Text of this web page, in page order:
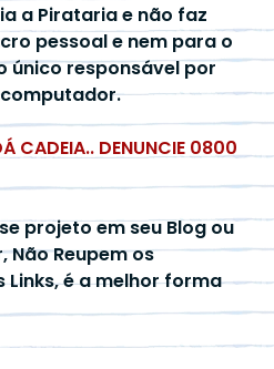
a Pirataria e não faz
pessoal e nem para o
único responsável por
CADEIA.. DENUNCIE 0800
projeto em seu Blog ou
Não Reupem os
Links, é a melhor forma